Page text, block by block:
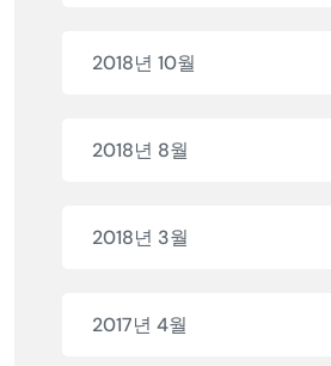
2018년 10월
2018년 8월
2018년 3월
2017년 4월